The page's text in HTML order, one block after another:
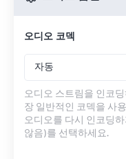
오디오 코덱
자동
오디오 스트림을 인코
장 일반적인 코덱을 사
오디오를 다시 인코딩
않음)를 선택하세요.